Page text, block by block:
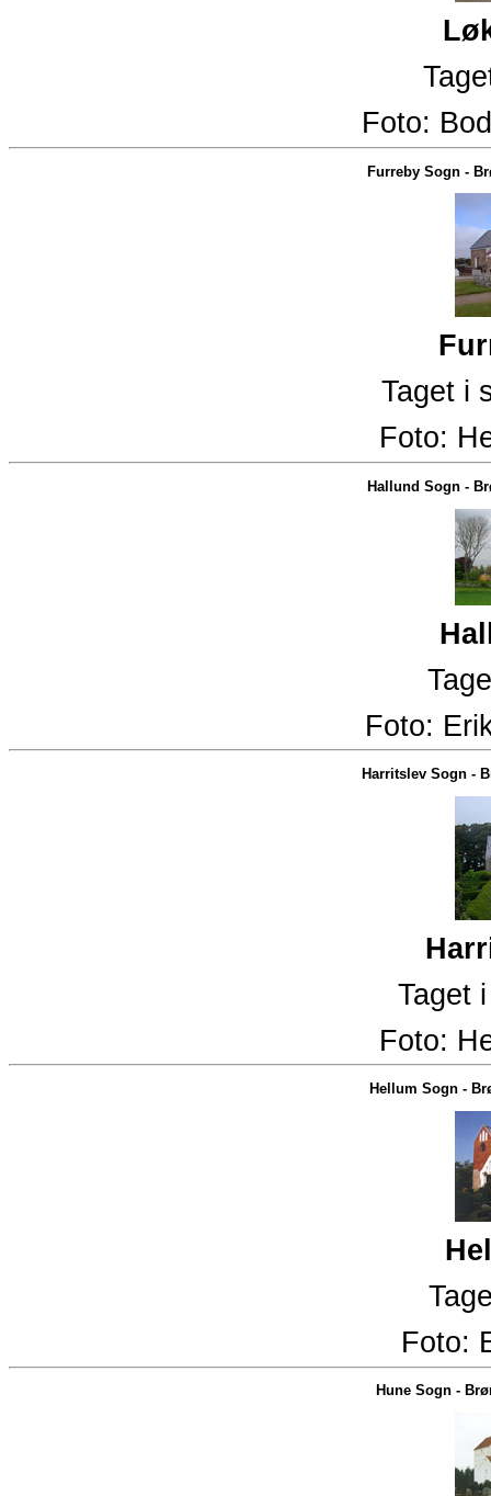
Foto:
Furreby Sogn -
Taget i
Foto:
Hallund Sogn -
Foto:
Harritslev Sogn-
Taget
Foto:
Hellum Sogn -
Foto:
Hune Sogn -